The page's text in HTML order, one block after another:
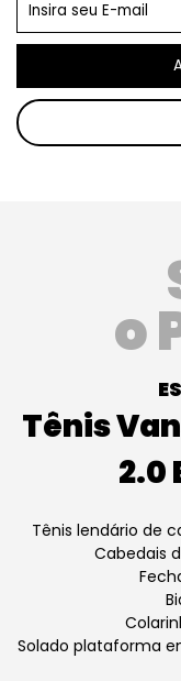
o
Tênis
2.0
Tênis lendário de
Cabedais
Solado plataforma